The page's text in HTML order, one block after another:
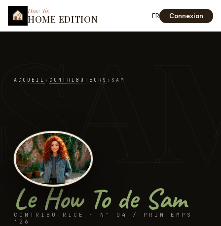
How To:
HOME EDITION FR Connexion
ACCUEIL › CONTRIBUTEURS › SAM
Le How To de Sam
CONTRIBUTRICE · N° 04 / PRINTEMPS
'26